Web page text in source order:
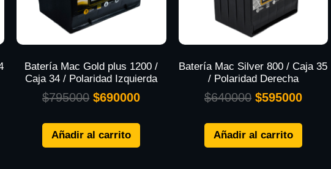
Batería Mac Gold plus 1200 /
Caja 34 / Polaridad Izquierda
$795000 $690000
Añadir al carrito
Batería Mac Silver 800 / Caja 35
/ Polaridad Derecha
$640000 $595000
Añadir al carrito